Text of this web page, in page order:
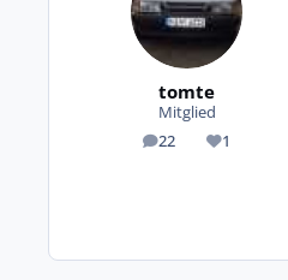
tomte
Mitglied
22
Beiträge 1
Reputation